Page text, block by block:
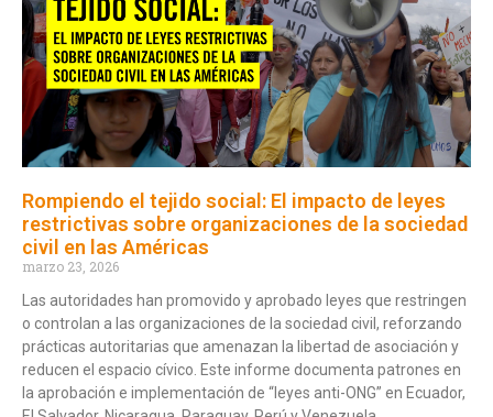
Rompiendo el tejido social: El impacto de leyes
restrictivas sobre organizaciones de la sociedad
civil en las Américas
marzo 23, 2026
Las autoridades han promovido y aprobado leyes que restringen
o controlan a las organizaciones de la sociedad civil, reforzando
prácticas autoritarias que amenazan la libertad de asociación y
reducen el espacio cívico. Este informe documenta patrones en
la aprobación e implementación de “leyes anti-ONG” en Ecuador,